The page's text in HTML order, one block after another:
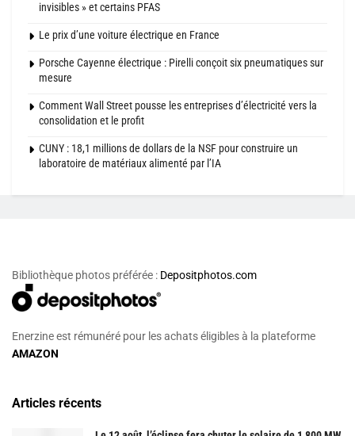
invisibles » et certains PFAS
Le prix d’une voiture électrique en France
Porsche Cayenne électrique : Pirelli conçoit six pneumatiques sur
mesure
Comment Wall Street pousse les entreprises d’électricité vers la
consolidation et le profit
CUNY : 18,1 millions de dollars de la NSF pour construire un
laboratoire de matériaux alimenté par l’IA
Bibliothèque photos préférée : Depositphotos.com
Enerzine est rémunéré pour les achats éligibles à la plateforme
AMAZON
Articles récents